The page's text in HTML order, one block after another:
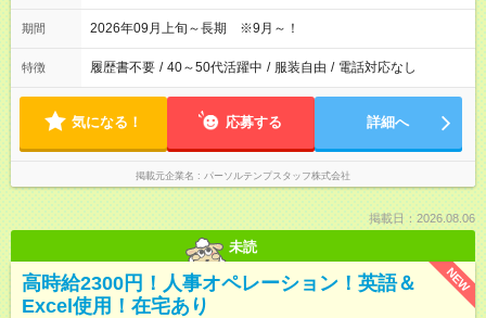
期間 2026年09月上旬～長期 ※9月～！
特徴 履歴書不要 / 40～50代活躍中 / 服装自由 / 電話対応なし
気になる！ 応募する 詳細へ
掲載元企業名 パーソルテンプスタッフ株式会社
掲載日：2026.08.06
未読
NEW
高時給2300円！人事オペレーション！英語＆
Excel使用！在宅あり